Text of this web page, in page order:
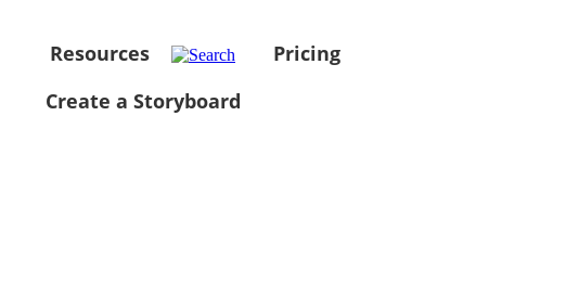
Resources
Pricing
Create a Storyboard